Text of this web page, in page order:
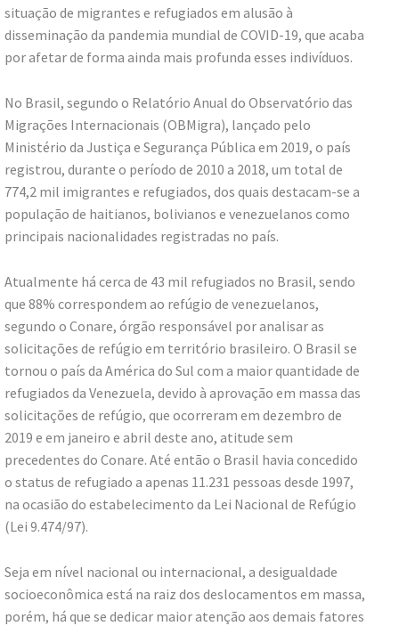
situação de migrantes e refugiados em alusão à
disseminação da pandemia mundial de COVID-19, que acaba
por afetar de forma ainda mais profunda esses indivíduos.
No Brasil, segundo o Relatório Anual do Observatório das
Migrações Internacionais (OBMigra), lançado pelo
Ministério da Justiça e Segurança Pública em 2019, o país
registrou, durante o período de 2010 a 2018, um total de
774,2 mil imigrantes e refugiados, dos quais destacam-se a
população de haitianos, bolivianos e venezuelanos como
principais nacionalidades registradas no país.
Atualmente há cerca de 43 mil refugiados no Brasil, sendo
que 88% correspondem ao refúgio de venezuelanos,
segundo o Conare, órgão responsável por analisar as
solicitações de refúgio em território brasileiro. O Brasil se
tornou o país da América do Sul com a maior quantidade de
refugiados da Venezuela, devido à aprovação em massa das
solicitações de refúgio, que ocorreram em dezembro de
2019 e em janeiro e abril deste ano, atitude sem
precedentes do Conare. Até então o Brasil havia concedido
o status de refugiado a apenas 11.231 pessoas desde 1997,
na ocasião do estabelecimento da Lei Nacional de Refúgio
(Lei 9.474/97).
Seja em nível nacional ou internacional, a desigualdade
socioeconômica está na raiz dos deslocamentos em massa,
porém, há que se dedicar maior atenção aos demais fatores